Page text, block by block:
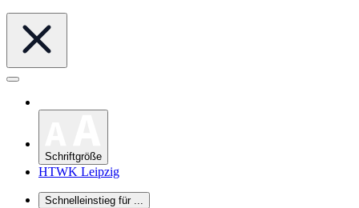
Schriftgröße
HTWK Leipzig
Schnelleinstieg für ...